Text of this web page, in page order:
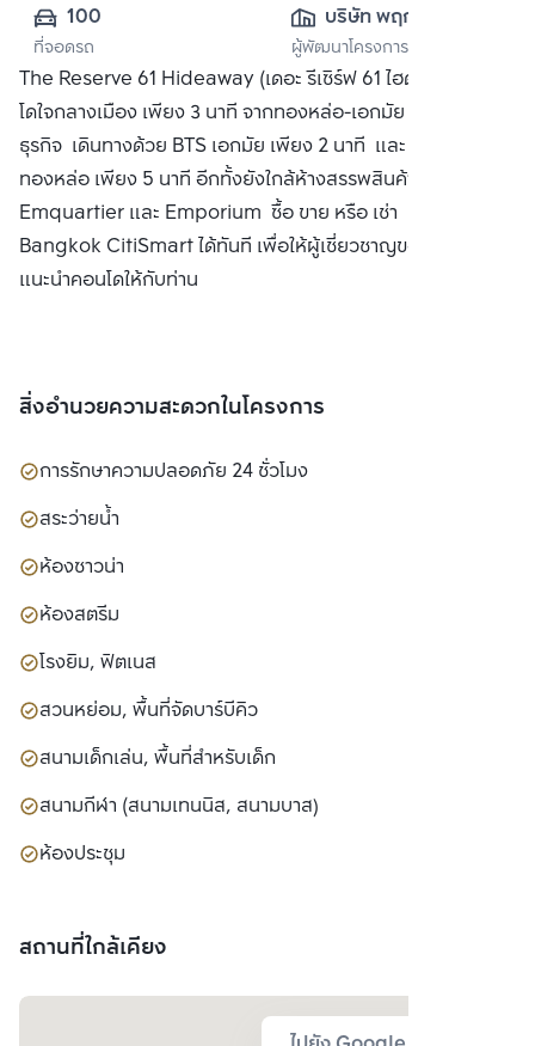
100
ที่จอดรถ
บริษัท พฤกษา เรียล
เอสเตท จำกัด
(มหาชน)
ผู้พัฒนาโครงการ
The Reserve 61 Hideaway (เดอะ รีเซิร์ฟ 61 ไฮด์อะเวย์) คอน
โดใจกลางเมือง เพียง 3 นาที จากทองหล่อ-เอกมัย ซึ่งเป็นย่าน
ธุรกิจ เดินทางด้วย BTS เอกมัย เพียง 2 นาที และ BTS
ทองหล่อ เพียง 5 นาที อีกทั้งยังใกล้ห้างสรรพสินค้า
Emquartier และ Emporium ซื้อ ขาย หรือ เช่า ติดต่อหาเรา
Bangkok CitiSmart ได้ทันที เพื่อให้ผู้เชี่ยวชาญของเราได้
แนะนำคอนโดให้กับท่าน
สิ่งอำนวยความสะดวกในโครงการ
การรักษาความปลอดภัย 24 ชั่วโมง
สระว่ายน้ำ
ห้องซาวน่า
ห้องสตรีม
โรงยิม, ฟิตเนส
สวนหย่อม, พื้นที่จัดบาร์บีคิว
สนามเด็กเล่น, พื้นที่สำหรับเด็ก
สนามกีฬา (สนามเทนนิส, สนามบาส)
ห้องประชุม
สถานที่ใกล้เคียง